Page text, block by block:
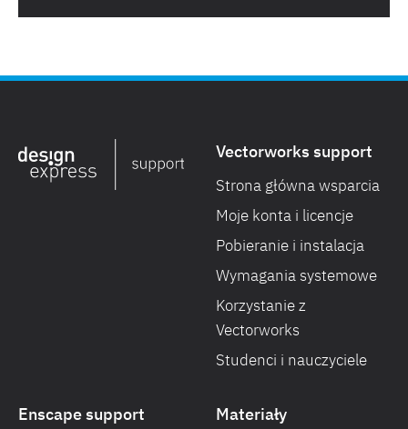
Vectorworks support
Strona główna wsparcia
Moje konta i licencje
Pobieranie i instalacja
Wymagania systemowe
Korzystanie z
Vectorworks
Studenci i nauczyciele
Enscape support Materiały